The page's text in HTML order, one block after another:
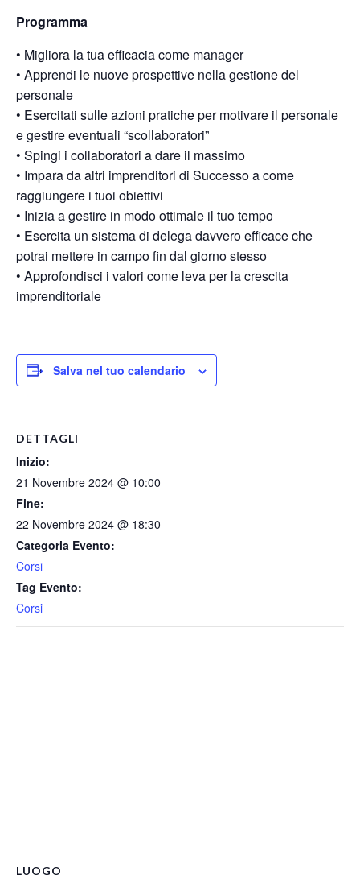
Programma
• Migliora la tua efficacia come manager
• Apprendi le nuove prospettive nella gestione del
personale
• Esercitati sulle azioni pratiche per motivare il personale
e gestire eventuali “scollaboratori”
• Spingi i collaboratori a dare il massimo
• Impara da altri imprenditori di Successo a come
raggiungere i tuoi obiettivi
• Inizia a gestire in modo ottimale il tuo tempo
• Esercita un sistema di delega davvero efficace che
potrai mettere in campo fin dal giorno stesso
• Approfondisci i valori come leva per la crescita
imprenditoriale
Salva nel tuo calendario
DETTAGLI
Inizio:
21 Novembre 2024 @ 10:00
Fine:
22 Novembre 2024 @ 18:30
Categoria Evento:
Corsi
Tag Evento:
Corsi
LUOGO